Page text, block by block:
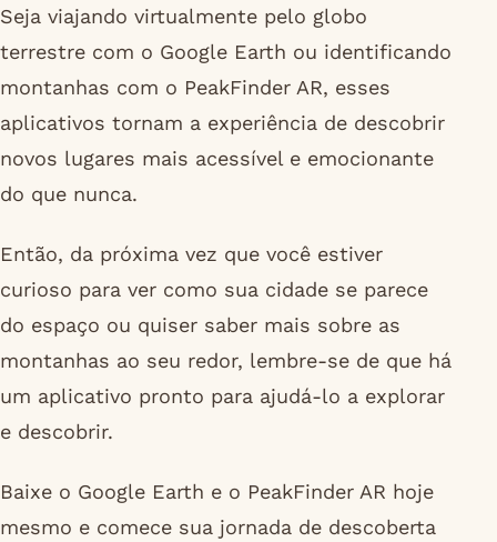
Seja viajando virtualmente pelo globo
terrestre com o Google Earth ou identificando
montanhas com o PeakFinder AR, esses
aplicativos tornam a experiência de descobrir
novos lugares mais acessível e emocionante
do que nunca.
Então, da próxima vez que você estiver
curioso para ver como sua cidade se parece
do espaço ou quiser saber mais sobre as
montanhas ao seu redor, lembre-se de que há
um aplicativo pronto para ajudá-lo a explorar
e descobrir.
Baixe o Google Earth e o PeakFinder AR hoje
mesmo e comece sua jornada de descoberta